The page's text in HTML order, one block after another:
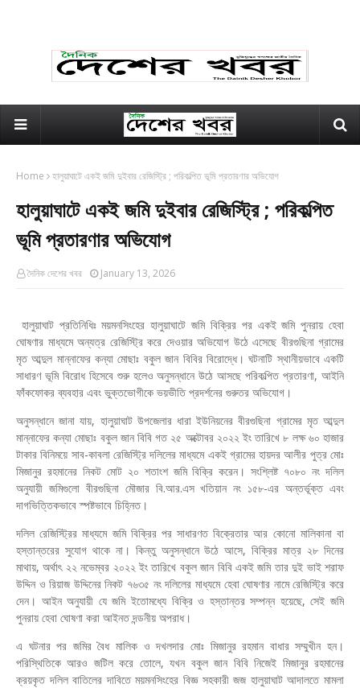
Home হালুয়াঘাটে একই জমি দুইবার রেজিস্ট্রি ; পরিকল্পিত ভূমি প্রতারণার অভিযোগ
হালুয়াঘাটে একই জমি দুইবার রেজিস্ট্রি ; পরিকল্পিত
ভূমি প্রতারণার অভিযোগ
দৈনিক দেশের খবর January 13, 2026
হালুয়াঘাট প্রতিনিধিঃ ময়মনসিংহের হালুয়াঘাটে জমি বিক্রির পর একই জমি পুনরায় হেবা
ঘোষণার মাধ্যমে অন্যত্র রেজিস্ট্রি করে দেওয়ার অভিযোগ উঠে এসেছে বীরগুছিনা গ্রামের
মৃত আব্দুল মান্নাফের কন্যা মোছাঃ বকুল জান বিবির বিরোদ্ধে। ঘটনাটি স্থানীয়ভাবে একটি
সাধারণ ভূমি বিরোধ হিসেবে শুরু হলেও অনুসন্ধানে উঠে আসছে পরিকল্পিত প্রতারণা, আইনি
ফাঁকফোকর ব্যবহার এবং ভুক্তভোগীকে ভয়ভীতি প্রদর্শনের গুরুতর অভিযোগ।
অনুসন্ধানে জানা যায়, হালুয়াঘাট উপজেলার ধারা ইউনিয়নের বীরগুছিনা গ্রামের মৃত আব্দুল
মান্নাফের কন্যা মোছাঃ বকুল জান বিবি গত ২৫ অক্টোবর ২০২২ ইং তারিখে ৮ লক্ষ ৬০ হাজার
টাকার বিনিময়ে সাব-কাবলা রেজিস্ট্রি দলিলের মাধ্যমে একই গ্রামের হায়দর আলীর পুত্র মোঃ
মিজানুর রহমানের নিকট মোট ২০ শতাংশ জমি বিক্রি করেন। সংশ্লিষ্ট ৭০৮০ নং দলিল
অনুযায়ী জমিগুলো বীরগুছিনা মৌজার বি.আর.এস খতিয়ান নং ১৫৮-এর অন্তর্ভূক্ত এবং
দাগভিত্তিকভাবে স্পষ্টভাবে চিহ্নিত।
দলিল রেজিস্ট্রির মাধ্যমে জমি বিক্রির পর সাধারণত বিক্রেতার আর কোনো মালিকানা বা
হস্তান্তরের সুযোগ থাকে না। কিন্তু অনুসন্ধানে উঠে আসে, বিক্রির মাত্র ২৮ দিনের
মাথায়, অর্থাৎ ২২ নভেম্বর ২০২২ ইং তারিখে বকুল জান বিবি একই জমি তার দুই ভাই শরাফ
উদ্দিন ও রিয়াজ উদ্দিনের নিকট ৭৬৩৫ নং দলিলের মাধ্যমে হেবা ঘোষণার নামে রেজিস্ট্রি করে
দেন। আইন অনুযায়ী যে জমি ইতোমধ্যে বিক্রি ও হস্তান্তর সম্পন্ন হয়েছে, সেই জমি
পুনরায় হেবা ঘোষণা করা আইনত দন্ডনীয় অপরাধ।
এ ঘটনার পর জমির বৈধ মালিক ও দখলদার মোঃ মিজানুর রহমান বাধার সম্মুখীন হন।
পরিস্থিতিকে আরও জটিল করে তোলে, যখন বকুল জান বিবি নিজেই মিজানুর রহমানের
ক্রয়কৃত দলিল বাতিলের দাবিতে ময়মনসিংহের বিজ্ঞ সহকারী জজ হালুয়াঘাট আদালতে মামলা